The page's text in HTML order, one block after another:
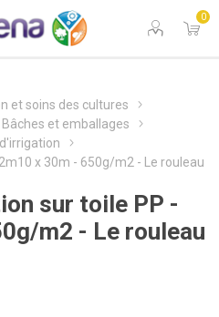
0
et soins des cultures
et emballages
x 30m - 650g/m2 - Le rouleau
sur toile PP -
m2 - Le rouleau